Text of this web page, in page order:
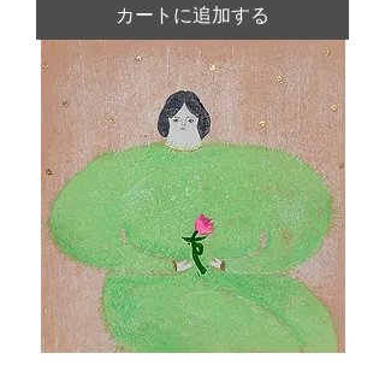
カートに追加する